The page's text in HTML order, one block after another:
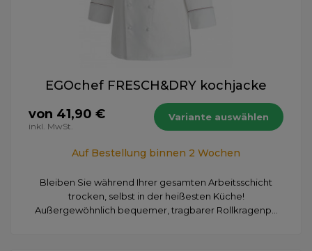
EGOchef FRESCH&DRY kochjacke
von 41,90 €
inkl. MwSt.
Variante auswählen
Auf Bestellung binnen 2 Wochen
Bleiben Sie während Ihrer gesamten Arbeitsschicht
trocken, selbst in der heißesten Küche!
Außergewöhnlich bequemer, tragbarer Rollkragenp...